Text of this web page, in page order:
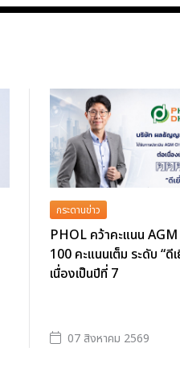
กระดานข่าว
PHOL คว้าคะแนน
100 คะแนนเต็ม ระดับ “ดี
เนื่องเป็นปีที่ 7
07 สิงหาคม 2569